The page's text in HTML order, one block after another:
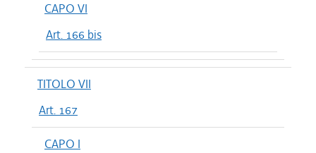
CAPO VI
Art. 166 bis
TITOLO VII
Art. 167
CAPO I